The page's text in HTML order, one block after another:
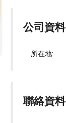
公司資料
所在地:
聯絡資料